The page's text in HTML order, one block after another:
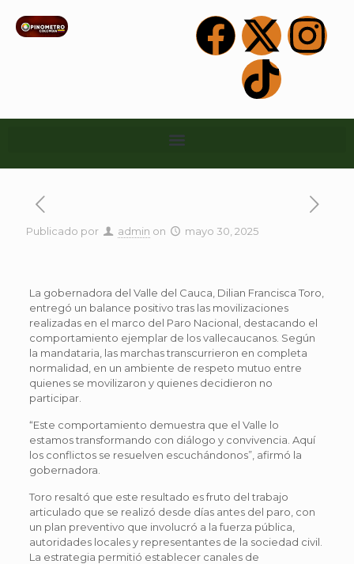
Publicado por admin on mayo 30, 2025
La gobernadora del Valle del Cauca, Dilian Francisca Toro,
entregó un balance positivo tras las movilizaciones
realizadas en el marco del Paro Nacional, destacando el
comportamiento ejemplar de los vallecaucanos. Según
la mandataria, las marchas transcurrieron en completa
normalidad, en un ambiente de respeto mutuo entre
quienes se movilizaron y quienes decidieron no
participar.
“Este comportamiento demuestra que el Valle lo
estamos transformando con diálogo y convivencia. Aquí
los conflictos se resuelven escuchándonos”, afirmó la
gobernadora.
Toro resaltó que este resultado es fruto del trabajo
articulado que se realizó desde días antes del paro, con
un plan preventivo que involucró a la fuerza pública,
autoridades locales y representantes de la sociedad civil.
La estrategia permitió establecer canales de